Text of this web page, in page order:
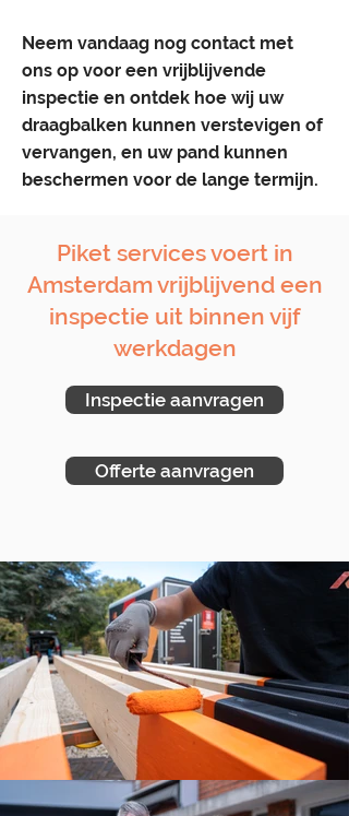
Neem vandaag nog contact met
ons op voor een vrijblijvende
inspectie en ontdek hoe wij uw
draagbalken kunnen verstevigen of
vervangen, en uw pand kunnen
beschermen voor de lange termijn.
Piket services voert in
Amsterdam vrijblijvend een
inspectie uit binnen vijf
werkdagen
Inspectie aanvragen
Offerte aanvragen